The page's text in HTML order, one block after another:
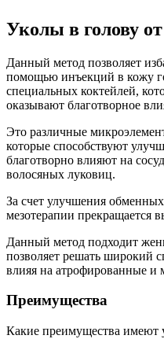
Уколы в голову
Данный метод позволяет
помощью инъекций в кожу
специальных коктейлей,
оказывают благотворное
Это различные
которые способствуют
благотворно влияют на
волосяных луковиц.
За счет улучшения
мезотерапии прекращается
Данный метод подходит
позволяет решать широкий
влияя на атрофированные и
Преимущества
Какие преимущества имеют